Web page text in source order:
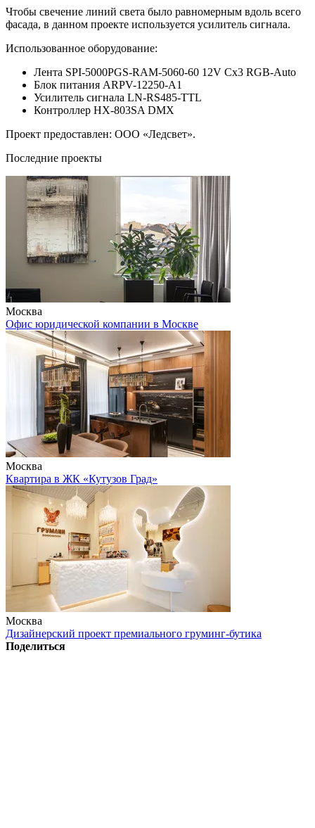
Чтобы свечение линий света было равномерным вдоль всего
фасада, в данном проекте используется усилитель сигнала.
Использованное оборудование:
Лента SPI-5000PGS-RAM-5060-60 12V Cx3 RGB-Auto
Блок питания ARPV-12250-A1
Усилитель сигнала LN-RS485-TTL
Контроллер HX-803SA DMX
Проект предоставлен: ООО «Ледсвет».
Последние проекты
Москва
Офис юридической компании в Москве
Москва
Квартира в ЖК «Кутузов Град»
Москва
Дизайнерский проект премиального груминг-бутика
Поделиться